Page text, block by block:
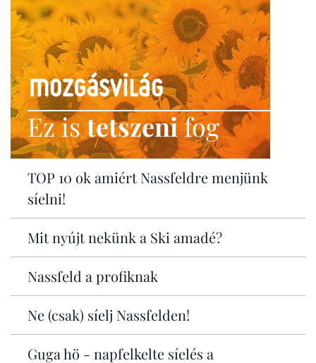
Ez istetszenifog
TOP 10 ok amiért Nassfeldre menjünk
síelni!
Mit nyújt nekünk a Ski amadé?
Nassfeld a profiknak
Ne (csak) síelj Nassfelden!
Guga hö - napfelkelte síelés a